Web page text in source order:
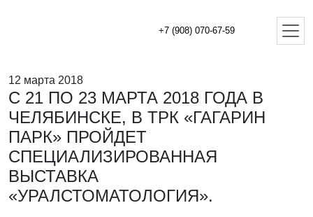
+7 (908) 070-67-59
12 марта 2018
С 21 ПО 23 МАРТА 2018 ГОДА В
ЧЕЛЯБИНСКЕ, В ТРК «ГАГАРИН
ПАРК» ПРОЙДЕТ
СПЕЦИАЛИЗИРОВАННАЯ
ВЫСТАВКА
«УРАЛСТОМАТОЛОГИЯ».